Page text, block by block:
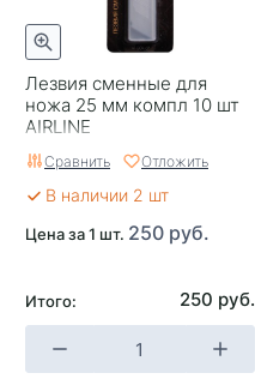
Лезвия сменные для
ножа 25 мм компл 10 шт
AIRLINE
Сравнить Отложить
В наличии 2 шт
Цена за 1 шт. 250 руб.
Итого: 250 руб.